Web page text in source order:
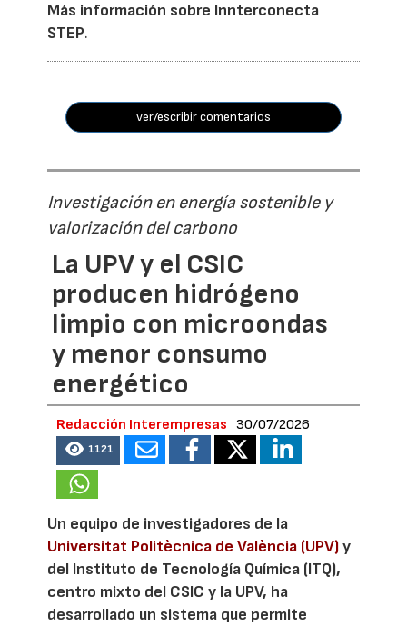
Más información sobre Innterconecta
STEP.
ver/escribir comentarios
Investigación en energía sostenible y
valorización del carbono
La UPV y el CSIC
producen hidrógeno
limpio con microondas
y menor consumo
energético
Redacción Interempresas 30/07/2026
1121
Un equipo de investigadores de la
Universitat Politècnica de València (UPV)y
del Instituto de Tecnología Química (ITQ),
centro mixto del CSIC y la UPV, ha
desarrollado un sistema que permite